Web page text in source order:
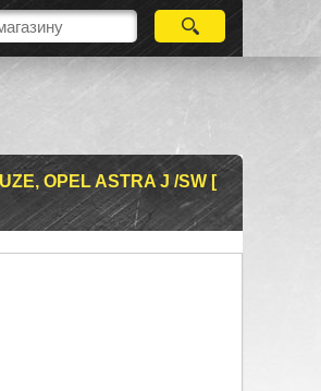
OPEL ASTRA J /SW [